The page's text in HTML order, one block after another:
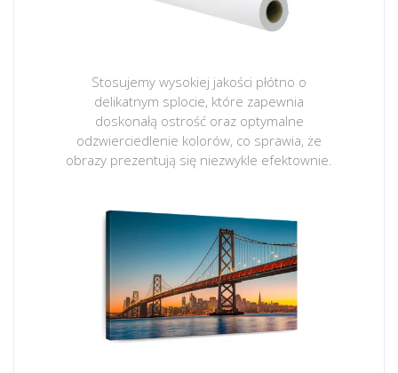
Stosujemy wysokiej jakości płótno o
delikatnym splocie, które zapewnia
doskonałą ostrość oraz optymalne
odzwierciedlenie kolorów, co sprawia, że
obrazy prezentują się niezwykle efektownie.